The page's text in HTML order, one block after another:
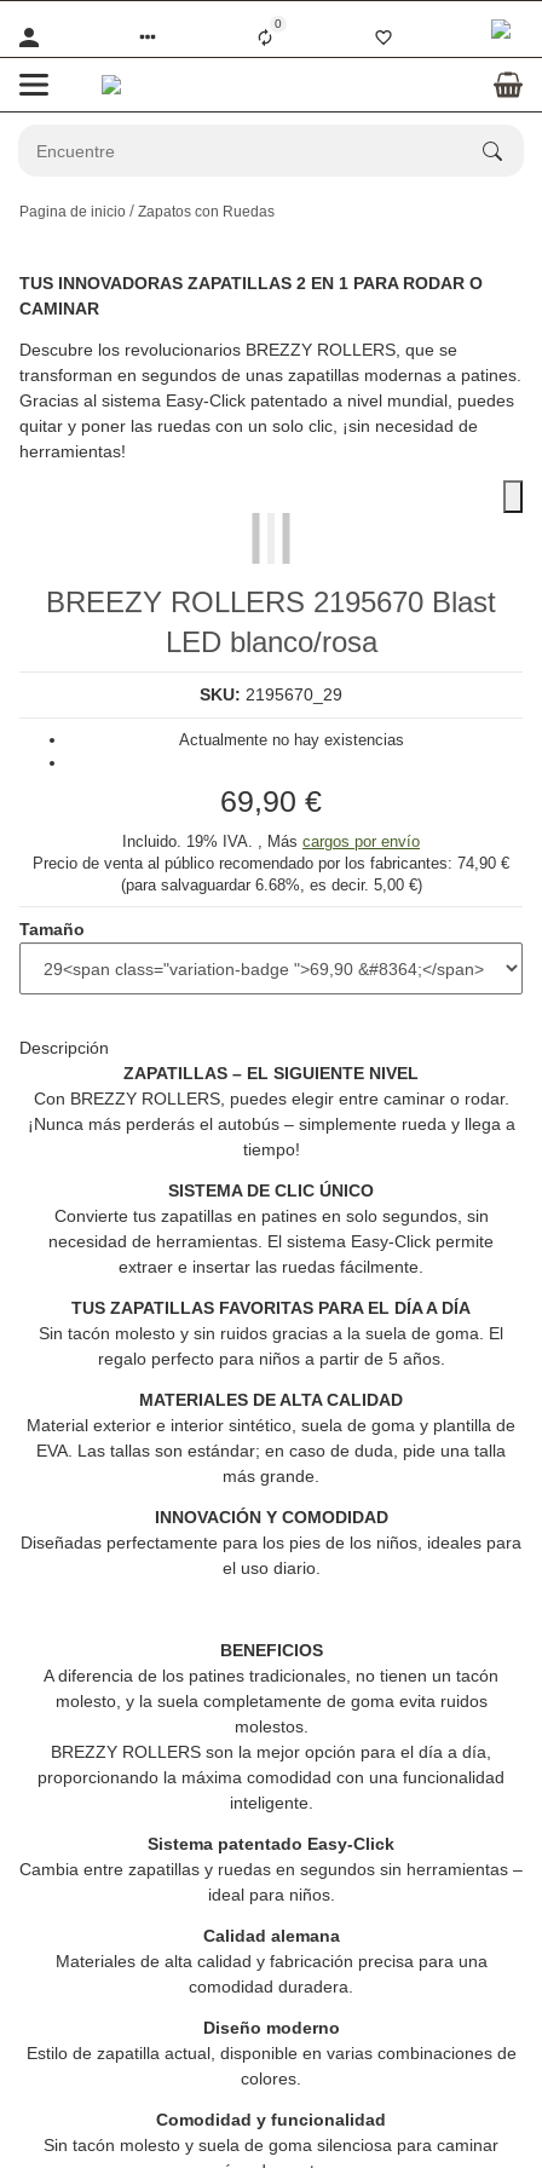
0
Pagina de inicio Zapatos con Ruedas
TUS INNOVADORAS ZAPATILLAS 2 EN 1 PARA RODAR O
CAMINAR
Descubre los revolucionarios BREZZY ROLLERS, que se
transforman en segundos de unas zapatillas modernas a patines.
Gracias al sistema Easy-Click patentado a nivel mundial, puedes
quitar y poner las ruedas con un solo clic, ¡sin necesidad de
herramientas!
BREEZY ROLLERS 2195670 Blast
LED blanco/rosa
SKU: 2195670_29
Actualmente no hay existencias
69,90 €
Incluido. 19% IVA. , Más cargos por envío
Precio de venta al público recomendado por los fabricantes: 74,90 €
(para salvaguardar 6.68%, es decir. 5,00 €)
Tamaño
Descripción
ZAPATILLAS – EL SIGUIENTE NIVEL
Con BREZZY ROLLERS, puedes elegir entre caminar o rodar.
¡Nunca más perderás el autobús – simplemente rueda y llega a
tiempo!
SISTEMA DE CLIC ÚNICO
Convierte tus zapatillas en patines en solo segundos, sin
necesidad de herramientas. El sistema Easy-Click permite
extraer e insertar las ruedas fácilmente.
TUS ZAPATILLAS FAVORITAS PARA EL DÍA A DÍA
Sin tacón molesto y sin ruidos gracias a la suela de goma. El
regalo perfecto para niños a partir de 5 años.
MATERIALES DE ALTA CALIDAD
Material exterior e interior sintético, suela de goma y plantilla de
EVA. Las tallas son estándar; en caso de duda, pide una talla
más grande.
INNOVACIÓN Y COMODIDAD
Diseñadas perfectamente para los pies de los niños, ideales para
el uso diario.
BENEFICIOS
A diferencia de los patines tradicionales, no tienen un tacón
molesto, y la suela completamente de goma evita ruidos
molestos.
BREZZY ROLLERS son la mejor opción para el día a día,
proporcionando la máxima comodidad con una funcionalidad
inteligente.
Sistema patentado Easy-Click
Cambia entre zapatillas y ruedas en segundos sin herramientas –
ideal para niños.
Calidad alemana
Materiales de alta calidad y fabricación precisa para una
comodidad duradera.
Diseño moderno
Estilo de zapatilla actual, disponible en varias combinaciones de
colores.
Comodidad y funcionalidad
Sin tacón molesto y suela de goma silenciosa para caminar